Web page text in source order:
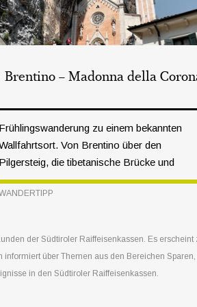
Brentino – Madonna della
Frühlingswanderung zu einem bekannten
Von Brentino über den
Pilgersteig, die tibetanische Brücke und
Vajo dell’Orsa nach Ferrara di Monte
Baldo zur Madonna della Corona.
der Südtiroler Raiffeisenkassen. Es
über Themen aus den Bereichen
in den Südtiroler Raiffeisenkassen.